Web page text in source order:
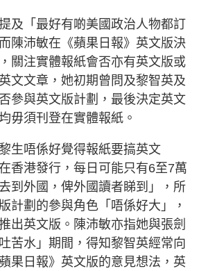
及「最好有啲美國政治人物都訂
陳沛敏在《蘋果日報》英文版決
關注實體報紙會否亦有英文版或
文文章，她初期曾問及黎智英及
參與英文版計劃，最後決定英文
毋須刊登在實體報紙。
生唔係好覺得報紙要搞英文
香港發行，每日可能只有6至7萬
到外國，俾外國讀者睇到」，所
計劃的參與角色「唔係好大」，
出英文版。陳沛敏亦指她與張劍
苦水」期間，得知黎智英經常向
果日報》英文版的意見想法，英